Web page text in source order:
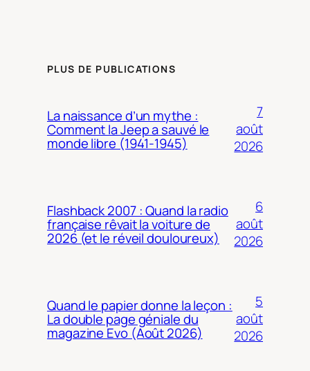
PLUS DE PUBLICATIONS
La naissance d’un mythe :
Comment la Jeep a sauvé le
monde libre (1941-1945)
7
août
2026
Flashback 2007 : Quand la radio
française rêvait la voiture de
2026 (et le réveil douloureux)
6
août
2026
Quand le papier donne la leçon :
La double page géniale du
magazine Evo (Août 2026)
5
août
2026